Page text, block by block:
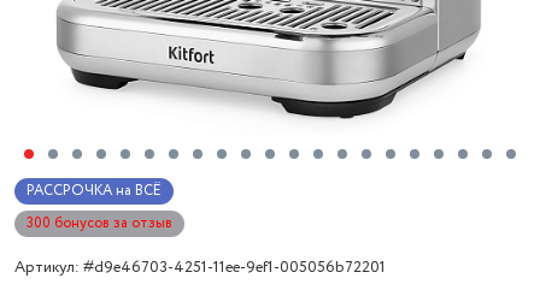
РАССРОЧКА на ВСЁ
300 бонусов за отзыв
Артикул: #d9e46703-4251-11ee-9ef1-005056b72201